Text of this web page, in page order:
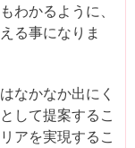
わかるように、
る事になりま
なかなか出にく
して提案するこ
アを実現するこ